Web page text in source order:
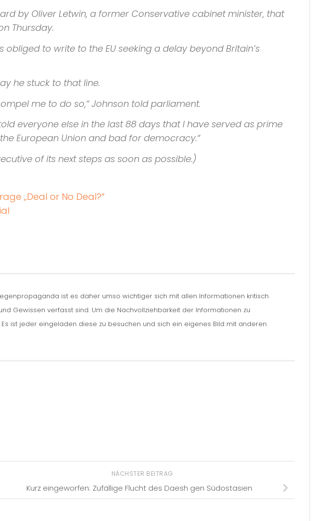
by Oliver Letwin, a former Conservative cabinet minister, that
Thursday.
obliged to write to the EU seeking a delay beyond Britain’s
he stuck to that line.
me to do so,“Johnson told parliament.
everyone else in the last 88 days that I have served as prime
European Union and bad for democracy.“
of its next steps as soon as possible.)
„Deal or No Deal?“
ist es daher umso wichtiger sich mit allen Informationen kritisch
Gewissen verfasst sind. Um die Nachvollziehbarkeit der Informationen zu
ist jeder eingeladen diese zu besuchen und sich ein eigenes Bild mit anderen
NÄCHSTER BEITRAG
Kurz eingeworfen: Zufällige Flucht des Daesh gen Südostasien